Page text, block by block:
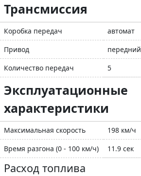
Трансмиссия
Коробка передач
автомат
Привод
передний
Количество передач
5
Эксплуатационные
характеристики
Максимальная скорость
198 км/ч
Время разгона (0 - 100 км/ч)
11.9 сек
Расход топлива